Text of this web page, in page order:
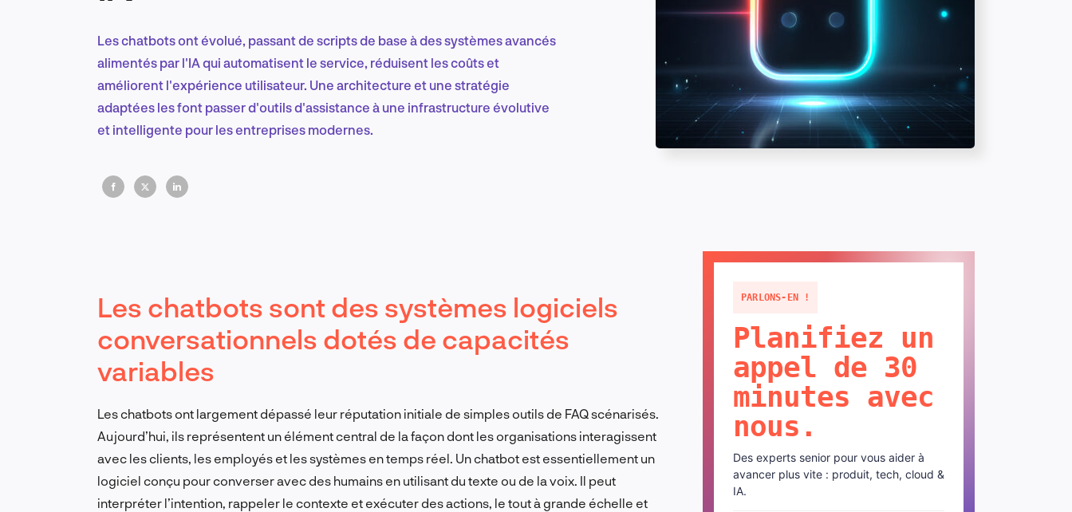
Marketing et croissance digitale
EN
Les chatbots ont évolué, passant de scripts de base à des systèmes avancés
alimentés par l'IA qui automatisent le service, réduisent les coûts et
améliorent l'expérience utilisateur. Une architecture et une stratégie
adaptées les font passer d'outils d'assistance à une infrastructure évolutive
et intelligente pour les entreprises modernes.
Les chatbots sont des systèmes logiciels
conversationnels dotés de capacités
variables
Les chatbots ont largement dépassé leur réputation initiale de simples outils de FAQ scénarisés.
Aujourd’hui, ils représentent un élément central de la façon dont les organisations interagissent
avec les clients, les employés et les systèmes en temps réel. Un chatbot est essentiellement un
logiciel conçu pour converser avec des humains en utilisant du texte ou de la voix. Il peut
interpréter l’intention, rappeler le contexte et exécuter des actions, le tout à grande échelle et
PARLONS-EN !
Planifiez un
appel de 30
minutes avec
nous.
Des experts senior pour vous aider à
avancer plus vite : produit, tech, cloud &
IA.